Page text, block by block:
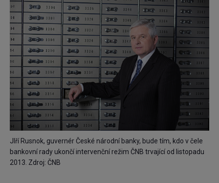
JIří Rusnok, guvernér České národní banky, bude tím, kdo v čele
bankovní rady ukončí intervenční režim ČNB trvající od listopadu
2013. Zdroj: ČNB